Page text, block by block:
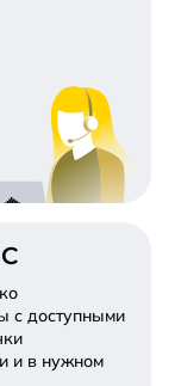
с доступными
и в нужном